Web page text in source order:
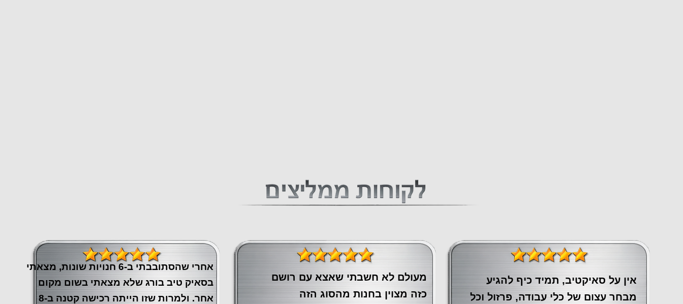
מעולם לא חשבתי שאצא עם רושם
כזה מצוין ‏בחנות מהסוג הזה
אין על סאיקטיב, תמיד כיף להגיע
מבחר עצום של כלי עבודה, פרזול וכל
אחרי שהסתובבתי ב-6 חנויות שונות, מצאתי
בסאיק טיב בורג שלא מצאתי בשום מקום
אחר. ולמרות שזו הייתה רכישה קטנה ב-8